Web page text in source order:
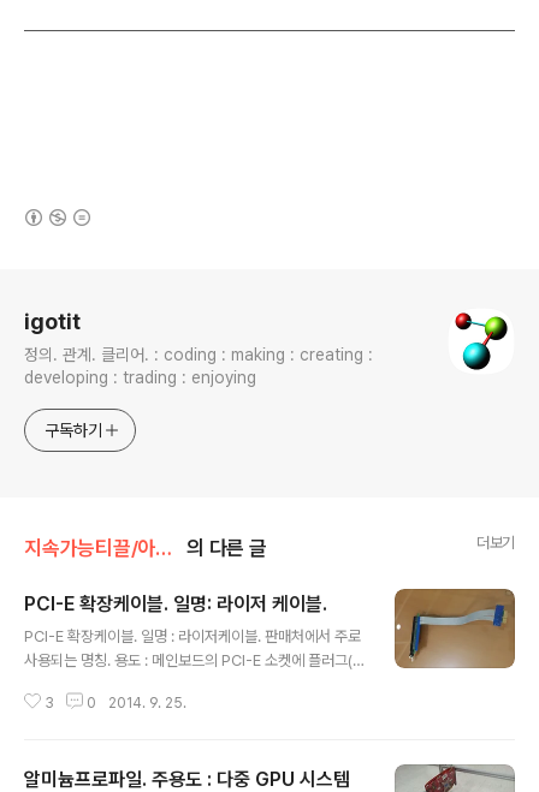
igotit
정의. 관계. 클리어. : coding : making : creating :
developing : trading : enjoying
구독하기
지속가능티끌/아이템 의 다른 글 더보기
PCI-E 확장케이블. 일명: 라이저 케이블.
PCI-E 확장케이블. 일명 : 라이저케이블. 판매처에서 주로
사용되는 명칭. 용도 : 메인보드의 PCI-E 소켓에 플러그(아
: GPU ) 에 연결함. GPU ( GTX970 ) 에 연결한 예. ///2
3 0 2014. 9. 25.
알미늄프로파일. 주용도 : 다중 GPU 시스템